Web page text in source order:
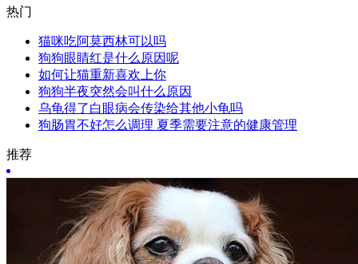
热门
猫咪吃阿莫西林可以吗
狗狗眼睛红是什么原因呢
如何让猫重新喜欢上你
狗狗半夜突然会叫什么原因
乌龟得了白眼病会传染给其他小龟吗
狗肠胃不好怎么调理 夏季需要注意的健康管理
推荐